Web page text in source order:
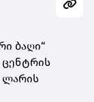
ბაღი“
ცენტრის
ლარის